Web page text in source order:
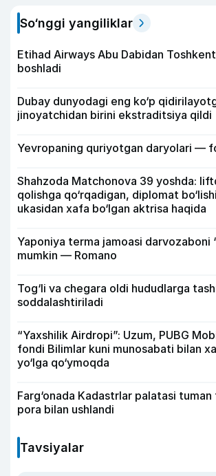
So‘nggi yangiliklar
Etihad Airways Abu Dabidan
boshladi
Dubay dunyodagi eng ko‘p
jinoyatchidan birini ekstraditsiya qildi
Yevropaning quriyotgan daryolari —
Shahzoda Matchonova 39 yoshda:
qolishga qo‘rqadigan, diplomat
ukasidan xafa bo‘lgan aktrisa haqida
Yaponiya terma jamoasi darvozaboni
mumkin — Romano
Tog‘li va chegara oldi hududlarga
soddalashtiriladi
“Yaxshilik Airdropi”: Uzum, PUBG
fondi Bilimlar kuni munosabati bilan
yo‘lga qo‘ymoqda
Farg‘onada Kadastrlar palatasi
pora bilan ushlandi
Tavsiyalar